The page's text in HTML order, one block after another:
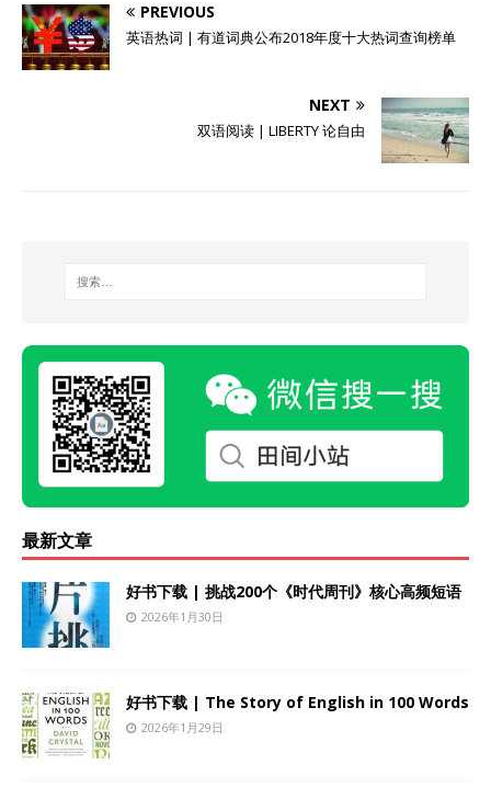
PREVIOUS
英语热词 | 有道词典公布2018年度十大热词查询榜单
NEXT
双语阅读 | LIBERTY 论自由
最新文章
好书下载 | 挑战200个《时代周刊》核心高频短语
2026年1月30日
好书下载 | The Story of English in 100 Words
2026年1月29日